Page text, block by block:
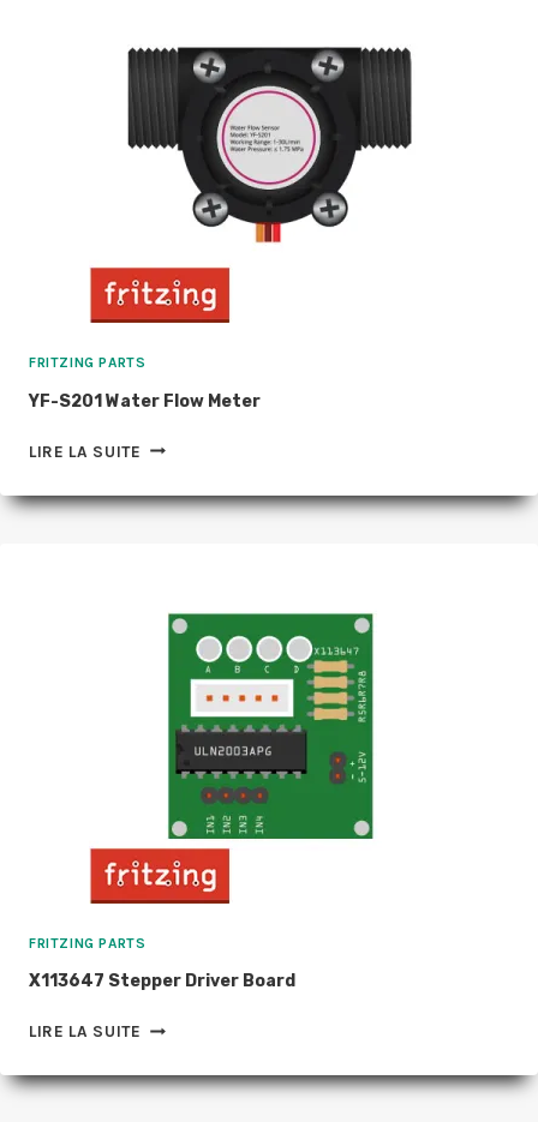
FRITZING PARTS
YF-S201 Water Flow Meter
LIRE LA SUITE YF-
WATER
FRITZING PARTS
X113647 Stepper Driver Board
LIRE LA SUITE X113647
DRIVER